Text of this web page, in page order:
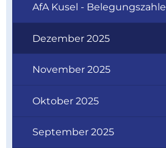
AfA Kusel -
Dezember 2025
November 2025
Oktober 2025
September 2025